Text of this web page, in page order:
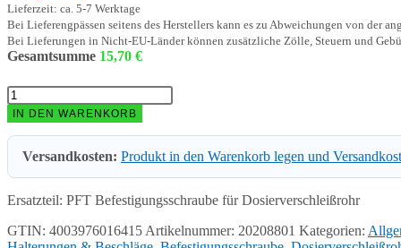
Lieferzeit: ca. 5-7 Werktage
Bei Lieferengpässen seitens des Herstellers kann es zu Abweichungen von der
Bei Lieferungen in Nicht-EU-Länder können zusätzliche Zölle, Steuern und
Gesamtsumme 15,70 €
PFT
Befestigungsschraube
für
Dosierverschleißrohr
20208801
Menge
IN DEN WARENKORB
Versandkosten: Produkt in den Warenkorb legen und
Ersatzteil: PFT Befestigungsschraube für Dosierverschleißrohr
GTIN: 4003976016415 Artikelnummer: 20208801 Kategorien: